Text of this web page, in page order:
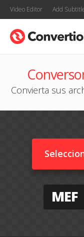
Video Editor Add
Convierta sus
MEF